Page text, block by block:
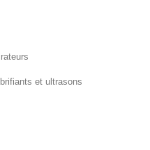
et ultrasons